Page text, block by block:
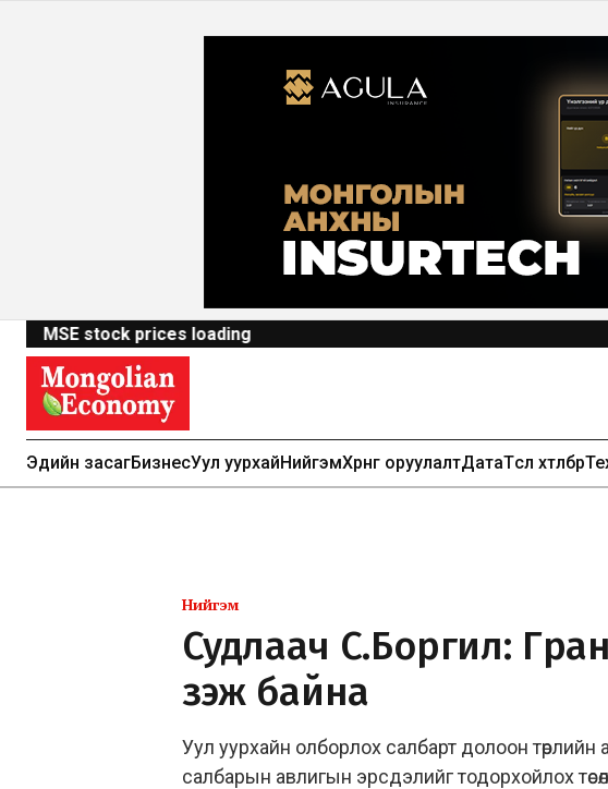
MSE stock prices loading
Эдийн засагБизнесУул уурхайНийгэмХөрөнгө оруулалтДатаТөсөл хөтөлбөр
Нийгэм
Судлаач С.Боргил:
үзэж байна
Уул уурхайн олборлох салбарт долоон төрлийн
салбарын авлигын эрсдэлийг тодорхойлох